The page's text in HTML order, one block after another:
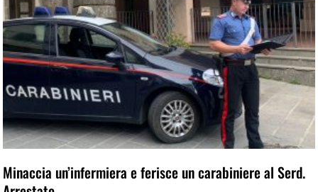
Minaccia un’infermiera e ferisce un carabiniere al Serd.